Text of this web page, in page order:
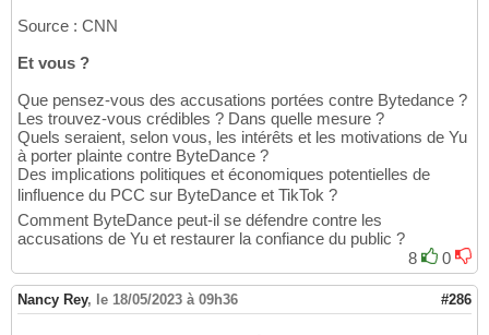
Source : CNN
Et vous ?
Que pensez-vous des accusations portées contre Bytedance ?
Les trouvez-vous crédibles ? Dans quelle mesure ?
Quels seraient, selon vous, les intérêts et les motivations de Yu
à porter plainte contre ByteDance ?
Des implications politiques et économiques potentielles de
linfluence du PCC sur ByteDance et TikTok ?
Comment ByteDance peut-il se défendre contre les
accusations de Yu et restaurer la confiance du public ?
8
0
Nancy Rey, le 18/05/2023 à 09h36 #286